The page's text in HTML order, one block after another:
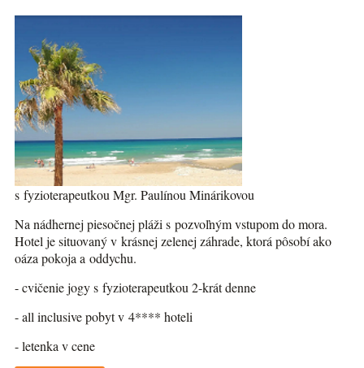
s fyzioterapeutkou Mgr. Paulínou Minárikovou
Na nádhernej piesočnej pláži s pozvoľným vstupom do mora.
Hotel je situovaný v krásnej zelenej záhrade, ktorá pôsobí ako
oáza pokoja a oddychu.
- cvičenie jogy s fyzioterapeutkou 2-krát denne
- all inclusive pobyt v 4**** hoteli
- letenka v cene